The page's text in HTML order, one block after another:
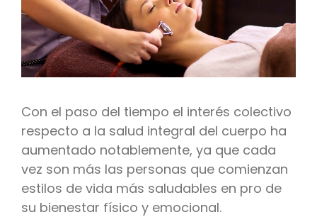
Con el paso del tiempo el interés colectivo
respecto a la salud integral del cuerpo ha
aumentado notablemente, ya que cada
vez son más las personas que comienzan
estilos de vida más saludables en pro de
su bienestar físico y emocional.